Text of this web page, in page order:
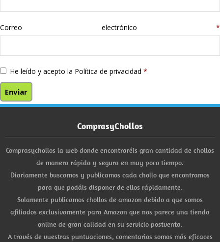
Correo electrónico *
He leído y acepto la Política de privacidad *
ComprasyChollos
Comprasychollos la web donde encontraréis gran cantidad de chollos
de manera rápida y segura en muy poco tiempo.
Diariamente buscamos y publicamos cada chollo que encontramos
para que podáis disponer de ellos rápidamente.
Solamente publicamos chollos de amazon debido a que somos
afiliados exclusivamente para Amazon que nos parece una tienda
online de gran calidad en su servicio postventa.
A través de vuestras puntuaciones, comentarios somos más eficaces